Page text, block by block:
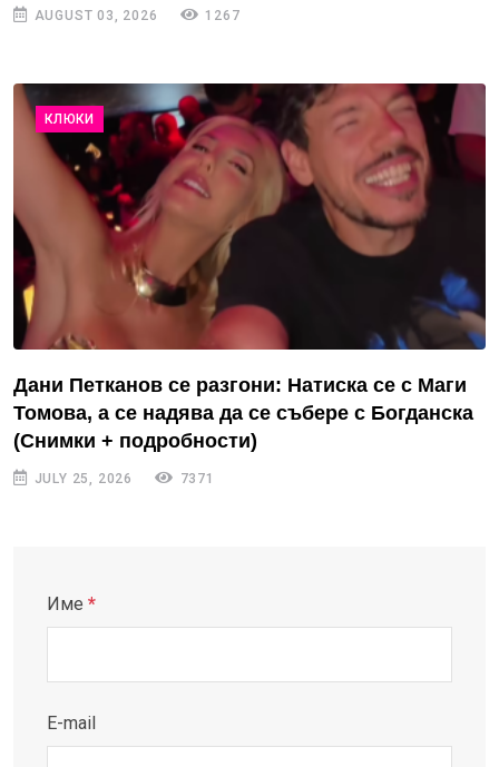
AUGUST 03, 2026 1267
КЛЮКИ
Дани Петканов се разгони: Натиска се с Маги
Томова, а се надява да се събере с Богданска
(Снимки + подробности)
JULY 25, 2026 7371
Име *
E-mail